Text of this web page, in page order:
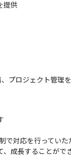
提供
プロジェクト管理
で対応を行っていた
成長することがで